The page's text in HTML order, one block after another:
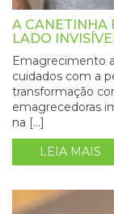
A CANETINHA
LADO
Emagrecimento
cuidados com a
transformação
emagrecedoras
na […]
LEIA MAIS